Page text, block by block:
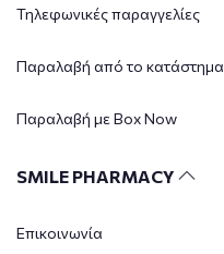
Τηλεφωνικές παραγγελίες
Παραλαβή από το κατάστημα
Παραλαβή με Box Now
SMILE PHARMACY
Επικοινωνία